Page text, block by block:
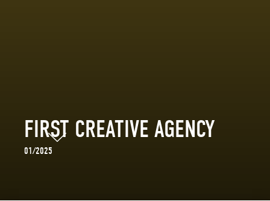
FIRST CREATIVE AGENCY
01/2025